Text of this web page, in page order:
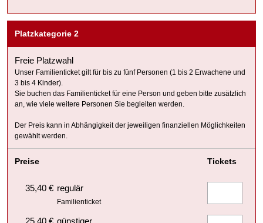
Platzkategorie 2
Freie Platzwahl
Unser Familienticket gilt für bis zu fünf Personen (1 bis 2 Erwachene und
3 bis 4 Kinder).
Sie buchen das Familienticket für eine Person und geben bitte zusätzlich
an, wie viele weitere Personen Sie begleiten werden.
Der Preis kann in Abhängigkeit der jeweiligen finanziellen Möglichkeiten
gewählt werden.
Tickets
Preise
35,40 € regulär
Familienticket
25,40 € günstiger